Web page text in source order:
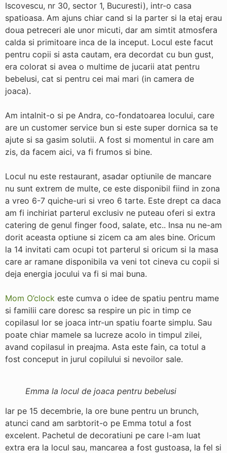
Iscovescu, nr 30, sector 1, Bucuresti), intr-o casa
spatioasa. Am ajuns chiar cand si la parter si la etaj erau
doua petreceri ale unor micuti, dar am simtit atmosfera
calda si primitoare inca de la inceput. Locul este facut
pentru copii si asta cautam, era decordat cu bun gust,
era colorat si avea o multime de jucarii atat pentru
bebelusi, cat si pentru cei mai mari (in camera de
joaca).
Am intalnit-o si pe Andra, co-fondatoarea locului, care
are un customer service bun si este super dornica sa te
ajute si sa gasim solutii. A fost si momentul in care am
zis, da facem aici, va fi frumos si bine.
Locul nu este restaurant, asadar optiunile de mancare
nu sunt extrem de multe, ce este disponibil fiind in zona
a vreo 6-7 quiche-uri si vreo 6 tarte. Este drept ca daca
am fi inchiriat parterul exclusiv ne puteau oferi si extra
catering de genul finger food, salate, etc.. Insa nu ne-am
dorit aceasta optiune si zicem ca am ales bine. Oricum
la 14 invitati cam ocupi tot parterul si oricum si la masa
care ar ramane disponibila va veni tot cineva cu copii si
deja energia jocului va fi si mai buna.
Mom O’clock este cumva o idee de spatiu pentru mame
si familii care doresc sa respire un pic in timp ce
copilasul lor se joaca intr-un spatiu foarte simplu. Sau
poate chiar mamele sa lucreze acolo in timpul zilei,
avand copilasul in preajma. Asta este fain, ca totul a
fost conceput in jurul copilului si nevoilor sale.
Emma la locul de joaca pentru bebelusi
Iar pe 15 decembrie, la ore bune pentru un brunch,
atunci cand am sarbtorit-o pe Emma totul a fost
excelent. Pachetul de decoratiuni pe care l-am luat
extra era la locul sau, mancarea a fost gustoasa, la fel si